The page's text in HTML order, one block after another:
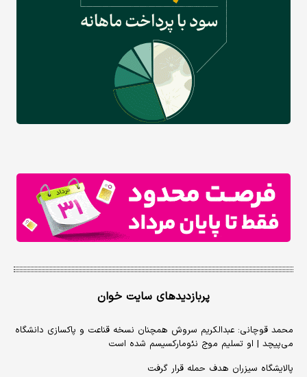
پربازدیدهای سایت خوان
محمد قوچانی: عبدالکریم سروش همچنان نسخه قناعت و پاکسازی دانشگاه
می‌پیچد | او تسلیم موج نئومارکسیسم شده است
پالایشگاه سیزران هدف حمله قرار گرفت